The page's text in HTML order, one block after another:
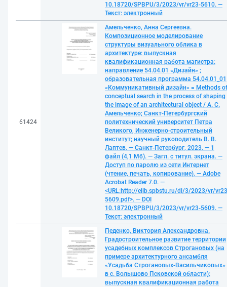
10.18720/SPBPU/3/2023/vr/vr23-5610. —
Текст: электронный
61424
Амельченко, Анна Сергеевна.
Композиционное моделирование
структуры визуального облика в
архитектуре: выпускная
квалификационная работа магистра:
направление 54.04.01 «Дизайн» ;
образовательная программа 54.04.01_01
«Коммуникативный дизайн» = Methods of
conceptual search in the process of shaping
the image of an architectural object / А. С.
Амельченко; Санкт-Петербургский
политехнический университет Петра
Великого, Инженерно-строительный
институт; научный руководитель В. В.
Лаптев. — Санкт-Петербург, 2023. — 1
файл (4,1 Мб). — Загл. с титул. экрана. —
Доступ по паролю из сети Интернет
(чтение, печать, копирование). — Adobe
Acrobat Reader 7.0. —
<URL:http://elib.spbstu.ru/dl/3/2023/vr/
5609.pdf>. — DOI
10.18720/SPBPU/3/2023/vr/vr23-5609. —
Текст: электронный
Педенко, Виктория Александровна.
Градостроительное развитие территории
усадебных комплексов Строгановых (на
примере архитектурного ансамбля
«Усадьба Строгановых-Васильчиковых»
в с. Волышово Псковской области):
выпускная квалификационная работа